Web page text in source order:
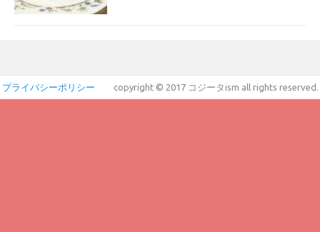
プライバシーポリシー copyright © 2017 コジータism all rights reserved.